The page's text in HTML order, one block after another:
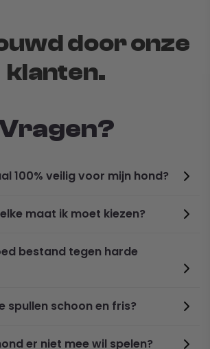
Red, Blue, Purple
door onze
klanten.
100% veilig voor mijn hond?
maat ik moet kiezen?
bestand tegen harde
spullen schoon en fris?
er niet mee wil spelen?